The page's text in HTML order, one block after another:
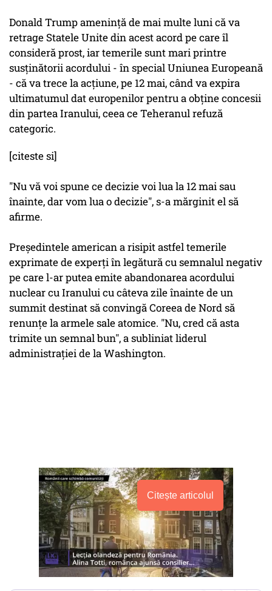
Donald Trump ameninţă de mai multe luni că va
retrage Statele Unite din acest acord pe care îl
consideră prost, iar temerile sunt mari printre
susţinătorii acordului - în special Uniunea Europeană
- că va trece la acţiune, pe 12 mai, când va expira
ultimatumul dat europenilor pentru a obţine concesii
din partea Iranului, ceea ce Teheranul refuză
categoric.
[citeste si]
"Nu vă voi spune ce decizie voi lua la 12 mai sau
înainte, dar vom lua o decizie", s-a mărginit el să
afirme.
Preşedintele american a risipit astfel temerile
exprimate de experţi în legătură cu semnalul negativ
pe care l-ar putea emite abandonarea acordului
nuclear cu Iranului cu câteva zile înainte de un
summit destinat să convingă Coreea de Nord să
renunţe la armele sale atomice. "Nu, cred că asta
trimite un semnal bun", a subliniat liderul
administraţiei de la Washington.
Citește articolul